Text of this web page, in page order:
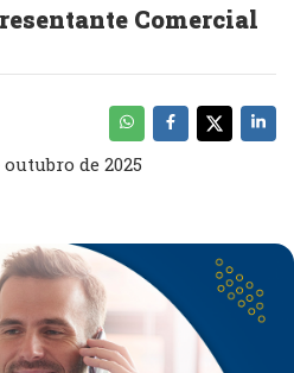
Comercial
outubro de 2025